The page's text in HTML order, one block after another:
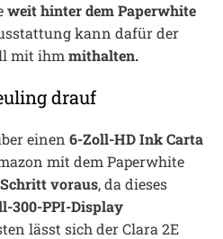
weit hinter dem Paperwhite
kann dafür der
mit ihm mithalten.
drauf
einen 6-Zoll-HD Ink Carta
mit dem Paperwhite
Schritt voraus, da dieses
300-PPI-Display
lässt sich der Clara 2E